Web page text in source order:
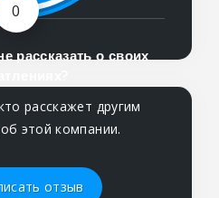
0
рассказать о своих
расскажет другим
этой компании.
отзыв